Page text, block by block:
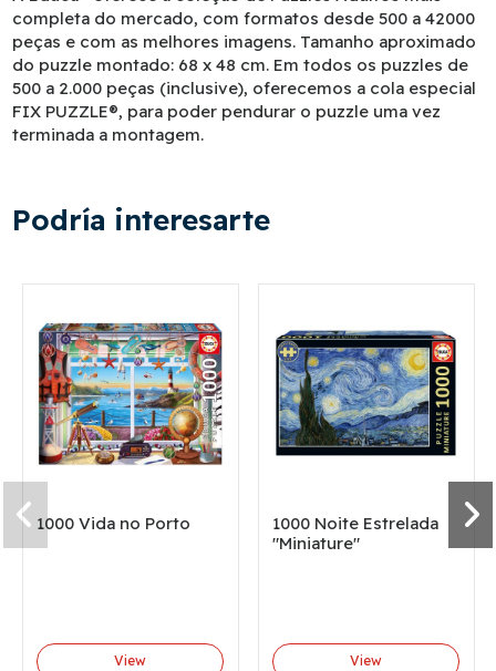
completa do mercado, com formatos desde 500 a 42000
peças e com as melhores imagens. Tamanho aproximado
do puzzle montado: 68 x 48 cm. Em todos os puzzles de
500 a 2.000 peças (inclusive), oferecemos a cola especial
FIX PUZZLE®, para poder pendurar o puzzle uma vez
terminada a montagem.
Podría interesarte
1000 Vida no Porto
View
1000 Noite Estrelada
"Miniature"
View